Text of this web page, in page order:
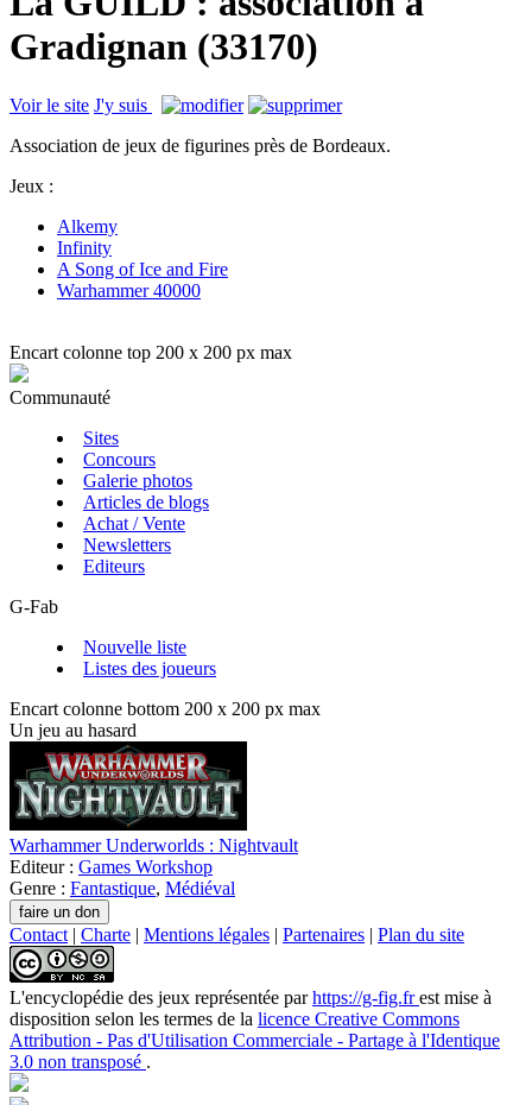
Gradignan (33170)
Voir le site J'y suis
Association de jeux de figurines près de Bordeaux.
Jeux :
Alkemy
Infinity
A Song of Ice and Fire
Warhammer 40000
Encart colonne top 200 x 200 px max
Communauté
Sites
Concours
Galerie photos
Articles de blogs
Achat / Vente
Newsletters
Editeurs
G-Fab
Nouvelle liste
Listes des joueurs
Encart colonne bottom 200 x 200 px max
Un jeu au hasard
Warhammer Underworlds : Nightvault
Editeur : Games Workshop
Genre : Fantastique, Médiéval
Contact | Charte | Mentions légales | Partenaires | Plan du site
L'encyclopédie des jeux représentée parhttps://g-fig.frest mise à
disposition selon les termes de la licence Creative Commons
Attribution - Pas d'Utilisation Commerciale - Partage à l'Identique
3.0 non transposé .